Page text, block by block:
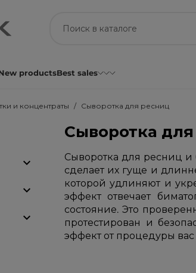
productsBest sales
и концентраты Сыворотка для ресниц



Сыворотка
Сыворотка для ресниц
сделает их гуще и
которой удлиняют и
эффект отвечает
состояние. Это
протестирован и
эффект от процедуры